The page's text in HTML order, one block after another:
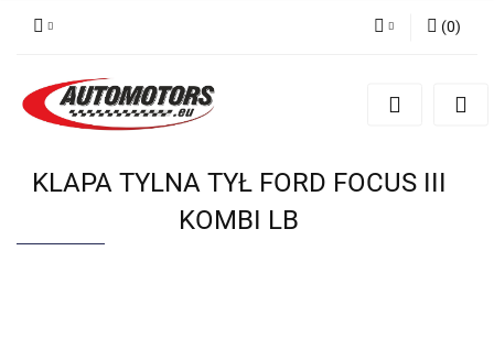
Zarejestruj się
(0)
KLAPA TYLNA TYŁ FORD FOCUS III
KOMBI LB